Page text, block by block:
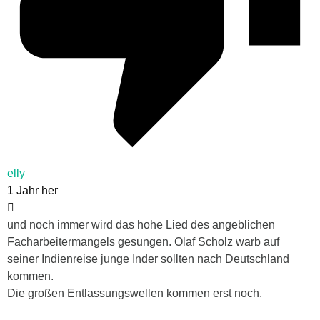
elly
1 Jahr her
und noch immer wird das hohe Lied des angeblichen
Facharbeitermangels gesungen. Olaf Scholz warb auf
seiner Indienreise junge Inder sollten nach Deutschland
kommen.
Die großen Entlassungswellen kommen erst noch.